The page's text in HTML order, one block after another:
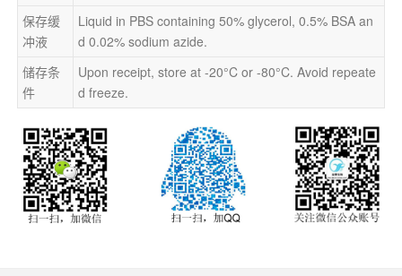
保存缓
冲液
Liquid in PBS containing 50% glycerol, 0.5% BSA an
d 0.02% sodium azide.
储存条
件
Upon receipt, store at -20°C or -80°C. Avoid repeate
d freeze.